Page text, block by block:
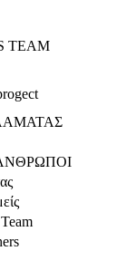
TEAM